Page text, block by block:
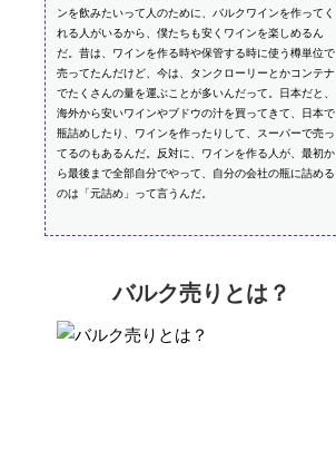
ンを飲みたいって人のために、バルクワインを作ってく
れる人がいるから、僕たちも安くワインを楽しめるん
だ。昔は、ワインを作る時や保管する時に使う樽単位で
売ってたんだけど、今は、タンクローリーとかコンテナ
でたくさんの量を運ぶことが多いんだって。日本だと、
海外から安いワインやブドウの汁を買ってきて、日本で
瓶詰めしたり、ワインを作ったりして、スーパーで売っ
てるのもあるんだ。反対に、ワインを作る人が、最初か
ら最後まで全部自分でやって、自分の会社の瓶に詰める
のは「元詰め」って言うんだ。
バルク売りとは？